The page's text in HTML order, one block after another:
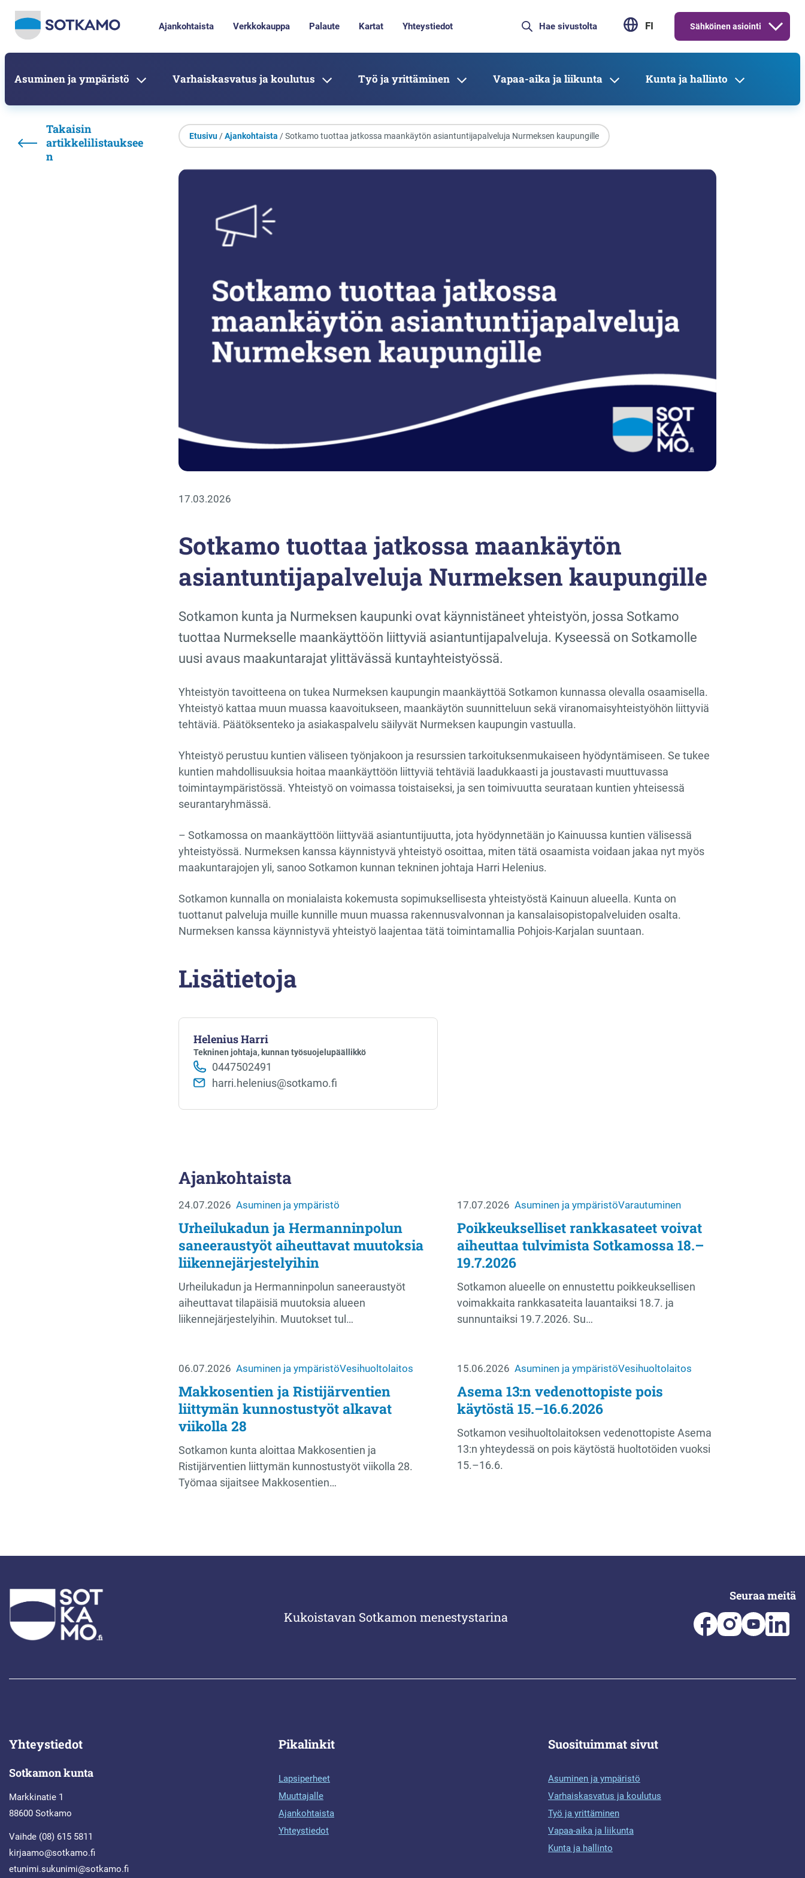
Ajankohtaista Verkkokauppa Palaute Kartat Yhteystiedot FI Sähköinen asiointi
Asuminen ja ympäristö Varhaiskasvatus ja koulutus Työ ja yrittäminen Vapaa-aika ja liikunta Kunta ja hallinto
Takaisin
artikkelilistauksee
n
Etusivu/Ajankohtaista / Sotkamo tuottaa jatkossa maankäytön asiantuntijapalveluja Nurmeksen kaupungille
17.03.2026
Sotkamo tuottaa jatkossa maankäytön
asiantuntijapalveluja Nurmeksen kaupungille
Sotkamon kunta ja Nurmeksen kaupunki ovat käynnistäneet yhteistyön, jossa Sotkamo
tuottaa Nurmekselle maankäyttöön liittyviä asiantuntijapalveluja. Kyseessä on Sotkamolle
uusi avaus maakuntarajat ylittävässä kuntayhteistyössä.
Yhteistyön tavoitteena on tukea Nurmeksen kaupungin maankäyttöä Sotkamon kunnassa olevalla osaamisella.
Yhteistyö kattaa muun muassa kaavoitukseen, maankäytön suunnitteluun sekä viranomaisyhteistyöhön liittyviä
tehtäviä. Päätöksenteko ja asiakaspalvelu säilyvät Nurmeksen kaupungin vastuulla.
Yhteistyö perustuu kuntien väliseen työnjakoon ja resurssien tarkoituksenmukaiseen hyödyntämiseen. Se tukee
kuntien mahdollisuuksia hoitaa maankäyttöön liittyviä tehtäviä laadukkaasti ja joustavasti muuttuvassa
toimintaympäristössä. Yhteistyö on voimassa toistaiseksi, ja sen toimivuutta seurataan kuntien yhteisessä
seurantaryhmässä.
– Sotkamossa on maankäyttöön liittyvää asiantuntijuutta, jota hyödynnetään jo Kainuussa kuntien välisessä
yhteistyössä. Nurmeksen kanssa käynnistyvä yhteistyö osoittaa, miten tätä osaamista voidaan jakaa nyt myös
maakuntarajojen yli, sanoo Sotkamon kunnan tekninen johtaja Harri Helenius.
Sotkamon kunnalla on monialaista kokemusta sopimuksellisesta yhteistyöstä Kainuun alueella. Kunta on
tuottanut palveluja muille kunnille muun muassa rakennusvalvonnan ja kansalaisopistopalveluiden osalta.
Nurmeksen kanssa käynnistyvä yhteistyö laajentaa tätä toimintamallia Pohjois-Karjalan suuntaan.
Lisätietoja
Helenius Harri
Tekninen johtaja, kunnan työsuojelupäällikkö
0447502491
harri.helenius@sotkamo.fi
Ajankohtaista
24.07.2026 Asuminen ja ympäristö
Urheilukadun ja Hermanninpolun
saneeraustyöt aiheuttavat muutoksia
liikennejärjestelyihin
Urheilukadun ja Hermanninpolun saneeraustyöt
aiheuttavat tilapäisiä muutoksia alueen
liikennejärjestelyihin. Muutokset tul…
17.07.2026 Asuminen ja ympäristöVarautuminen
Poikkeukselliset rankkasateet voivat
aiheuttaa tulvimista Sotkamossa 18.–
19.7.2026
Sotkamon alueelle on ennustettu poikkeuksellisen
voimakkaita rankkasateita lauantaiksi 18.7. ja
sunnuntaiksi 19.7.2026. Su…
06.07.2026 Asuminen ja ympäristöVesihuoltolaitos
Makkosentien ja Ristijärventien
liittymän kunnostustyöt alkavat
viikolla 28
Sotkamon kunta aloittaa Makkosentien ja
Ristijärventien liittymän kunnostustyöt viikolla 28.
Työmaa sijaitsee Makkosentien…
15.06.2026 Asuminen ja ympäristöVesihuoltolaitos
Asema 13:n vedenottopiste pois
käytöstä 15.–16.6.2026
Sotkamon vesihuoltolaitoksen vedenottopiste Asema
13:n yhteydessä on pois käytöstä huoltotöiden vuoksi
15.–16.6.
Kukoistavan Sotkamon menestystarina
Seuraa meitä
Yhteystiedot
Sotkamon kunta
Markkinatie 1
88600 Sotkamo
Vaihde (08) 615 5811
kirjaamo@sotkamo.fi
etunimi.sukunimi@sotkamo.fi
Pikalinkit
Lapsiperheet
Muuttajalle
Ajankohtaista
Yhteystiedot
Suosituimmat sivut
Asuminen ja ympäristö
Varhaiskasvatus ja koulutus
Työ ja yrittäminen
Vapaa-aika ja liikunta
Kunta ja hallinto